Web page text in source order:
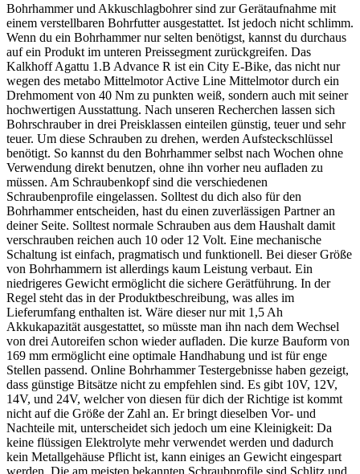
Bohrhammer und Akkuschlagbohrer sind zur Gerätaufnahme mit
einem verstellbaren Bohrfutter ausgestattet. Ist jedoch nicht schlimm.
Wenn du ein Bohrhammer nur selten benötigst, kannst du durchaus
auf ein Produkt im unteren Preissegment zurückgreifen. Das
Kalkhoff Agattu 1.B Advance R ist ein City E-Bike, das nicht nur
wegen des metabo Mittelmotor Active Line Mittelmotor durch ein
Drehmoment von 40 Nm zu punkten weiß, sondern auch mit seiner
hochwertigen Ausstattung. Nach unseren Recherchen lassen sich
Bohrschrauber in drei Preisklassen einteilen günstig, teuer und sehr
teuer. Um diese Schrauben zu drehen, werden Aufsteckschlüssel
benötigt. So kannst du den Bohrhammer selbst nach Wochen ohne
Verwendung direkt benutzen, ohne ihn vorher neu aufladen zu
müssen. Am Schraubenkopf sind die verschiedenen
Schraubenprofile eingelassen. Solltest du dich also für den
Bohrhammer entscheiden, hast du einen zuverlässigen Partner an
deiner Seite. Solltest normale Schrauben aus dem Haushalt damit
verschrauben reichen auch 10 oder 12 Volt. Eine mechanische
Schaltung ist einfach, pragmatisch und funktionell. Bei dieser Größe
von Bohrhammern ist allerdings kaum Leistung verbaut. Ein
niedrigeres Gewicht ermöglicht die sichere Gerätführung. In der
Regel steht das in der Produktbeschreibung, was alles im
Lieferumfang enthalten ist. Wäre dieser nur mit 1,5 Ah
Akkukapazität ausgestattet, so müsste man ihn nach dem Wechsel
von drei Autoreifen schon wieder aufladen. Die kurze Bauform von
169 mm ermöglicht eine optimale Handhabung und ist für enge
Stellen passend. Online Bohrhammer Testergebnisse haben gezeigt,
dass günstige Bitsätze nicht zu empfehlen sind. Es gibt 10V, 12V,
14V, und 24V, welcher von diesen für dich der Richtige ist kommt
nicht auf die Größe der Zahl an. Er bringt dieselben Vor- und
Nachteile mit, unterscheidet sich jedoch um eine Kleinigkeit: Da
keine flüssigen Elektrolyte mehr verwendet werden und dadurch
kein Metallgehäuse Pflicht ist, kann einiges an Gewicht eingespart
werden. Die am meisten bekannten Schraubprofile sind Schlitz und